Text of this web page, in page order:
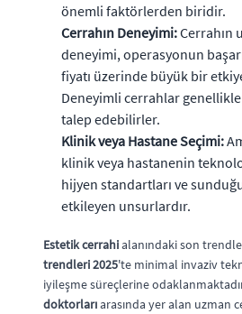
önemli faktörlerden biridir.
Cerrahın Deneyimi:Cerrahın
deneyimi, operasyonun
fiyatı üzerinde büyük bir
Deneyimli cerrahlar
talep edebilirler.
Klinik veya Hastane Seçimi:
klinik veya hastanenin
hijyen standartları ve
etkileyen unsurlardır.
Estetik cerrahialanındaki son
trendleri 2025'te minimal invaziv
iyileşme süreçlerine
doktorlarıarasında yer alan uzman